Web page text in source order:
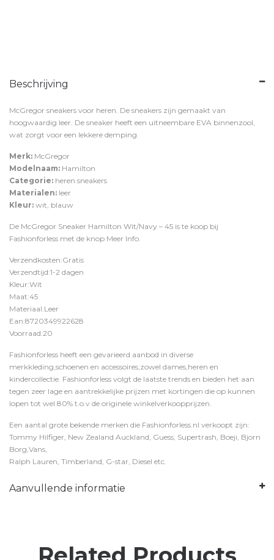
Beschrijving
McGregor sneakers voor heren. De sneakers zijn gemaakt van
hoogwaardig leer. De sneaker heeft een uitneembare EVA binnenzool,
wat zorgt voor een lekkere demping.
Merk: McGregor
Modelnaam: Hamilton
Categorie: heren sneakers
Materialen: leer
Kleur: wit, blauw
De McGregor Sneaker Hamilton Wit/Navy – 45 is te koop bij
Fashionforless met de knop Meer Info.
Verzendkosten:Gratis
Verzendtijd:1-2 dagen
Kleur:Wit
Maat:45
Materiaal:Leer
Ean:8720349922628
Voorraad:20
Fashionforless heeft een gevarieerd aanbod in diverse
merkkleding,schoenen en accessoires,zowel dames,heren en
kindercollectie. Fashionforless volgt de laatste trends en bieden het aan
tegen zeer lage en aantrekkelijke prijzen met kortingen die op kunnen
lopen tot wel 80% t.o.v de originele winkelverkoopprijzen.
Een aantal grote bekende merken die Fashionforless.nl verkoopt zijn:
Tommy Hilfiger, New Zealand Auckland, Guess, Supertrash, Boeji, Bjorn
Borg,Vans,
Ralph Lauren, Timberland, G-star, Diesel etc.
Aanvullende informatie